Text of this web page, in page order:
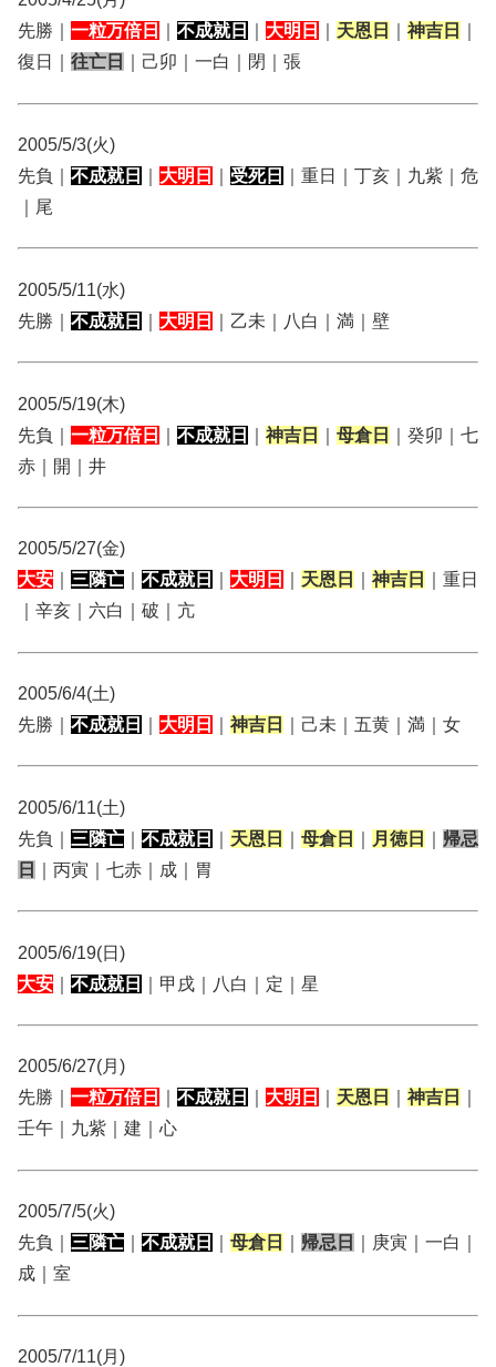
先勝｜ 一粒万倍日 不成就日 大明日 天恩日 神吉日
復日｜ 往亡日 ｜己卯｜一白｜閉｜張
2005/5/3(火)
先負｜ 不成就日 大明日 受死日
｜重日｜丁亥｜九紫｜危
｜尾
2005/5/11(水)
先勝｜ 不成就日 大明日 ｜乙未｜八白｜満｜壁
2005/5/19(木)
先負｜ 一粒万倍日 不成就日 神吉日 母倉日
｜癸卯｜七
赤｜開｜井
2005/5/27(金)
大安
三隣亡 不成就日 大明日 天恩日 神吉日
｜重日
｜辛亥｜六白｜破｜亢
2005/6/4(土)
先勝｜ 不成就日 大明日 神吉日 ｜己未｜五黄｜満｜女
2005/6/11(土)
先負｜ 三隣亡 不成就日 天恩日 母倉日 月徳日
帰忌
日
｜丙寅｜七赤｜成｜胃
2005/6/19(日)
大安
不成就日 ｜甲戌｜八白｜定｜星
2005/6/27(月)
先勝｜ 一粒万倍日 不成就日 大明日 天恩日 神吉日
壬午｜九紫｜建｜心
2005/7/5(火)
先負｜ 三隣亡 不成就日 母倉日 帰忌日
｜庚寅｜一白｜
成｜室
2005/7/11(月)